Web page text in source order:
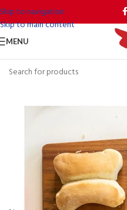
Skip to navigation
Skip to main content
MENU